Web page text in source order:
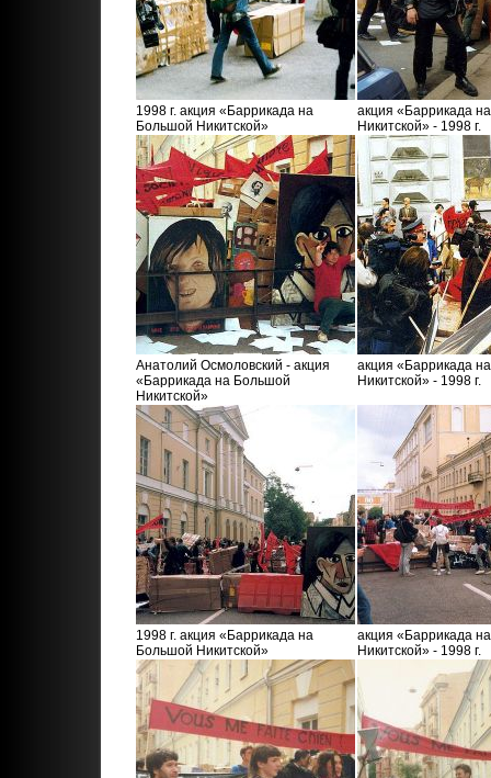
1998 г. акция «Баррикада на
Большой Никитской»
акция «Баррикада
Никитской» - 1998 г.
Анатолий Осмоловский - акция
«Баррикада на Большой
Никитской»
акция «Баррикада
Никитской» - 1998 г.
1998 г. акция «Баррикада на
Большой Никитской»
акция «Баррикада
Никитской» - 1998 г.